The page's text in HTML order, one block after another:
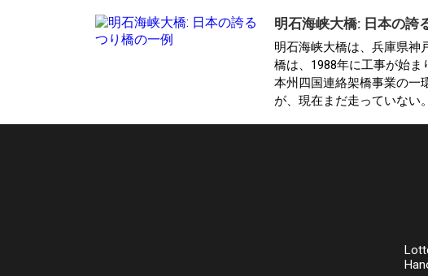
明石海峡大橋: 日本の誇
明石海峡大橋は、兵庫県神
橋は、1988年に工事が始
本州四国連絡架橋事業の一
が、現在まだ走っていない。